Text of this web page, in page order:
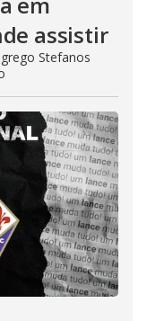
assistir
Stefanos